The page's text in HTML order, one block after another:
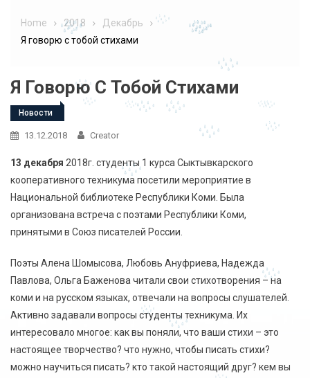
Home 2018
Декабрь
Я говорю с тобой стихами
Я Говорю С Тобой Стихами
Новости
13.12.2018 Creator
13 декабря 2018г. студенты 1 курса Сыктывкарского
кооперативного техникума посетили мероприятие в
Национальной библиотеке Республики Коми. Была
организована встреча с поэтами Республики Коми,
принятыми в Союз писателей России.
Поэты Алена Шомысова, Любовь Ануфриева, Надежда
Павлова, Ольга Баженова читали свои стихотворения – на
коми и на русском языках, отвечали на вопросы слушателей.
Активно задавали вопросы студенты техникума. Их
интересовало многое: как вы поняли, что ваши стихи – это
настоящее творчество? что нужно, чтобы писать стихи?
можно научиться писать? кто такой настоящий друг? кем вы